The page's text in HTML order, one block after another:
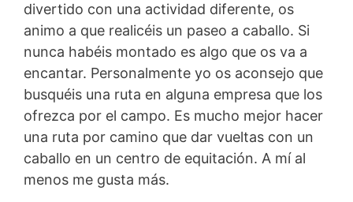
divertido con una actividad diferente, os
animo a que realicéis un paseo a caballo. Si
nunca habéis montado es algo que os va a
encantar. Personalmente yo os aconsejo que
busquéis una ruta en alguna empresa que los
ofrezca por el campo. Es mucho mejor hacer
una ruta por camino que dar vueltas con un
caballo en un centro de equitación. A mí al
menos me gusta más.